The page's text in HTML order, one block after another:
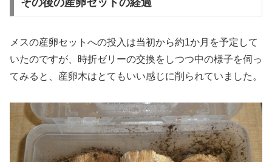
その後の産卵セットの経過
メスの産卵セットへの投入は当初から約1か月を予定して
いたのですが、時折ゼリーの交換をしつつ中の様子を伺っ
てみると、産卵木はとてもいい感じに削られていました。